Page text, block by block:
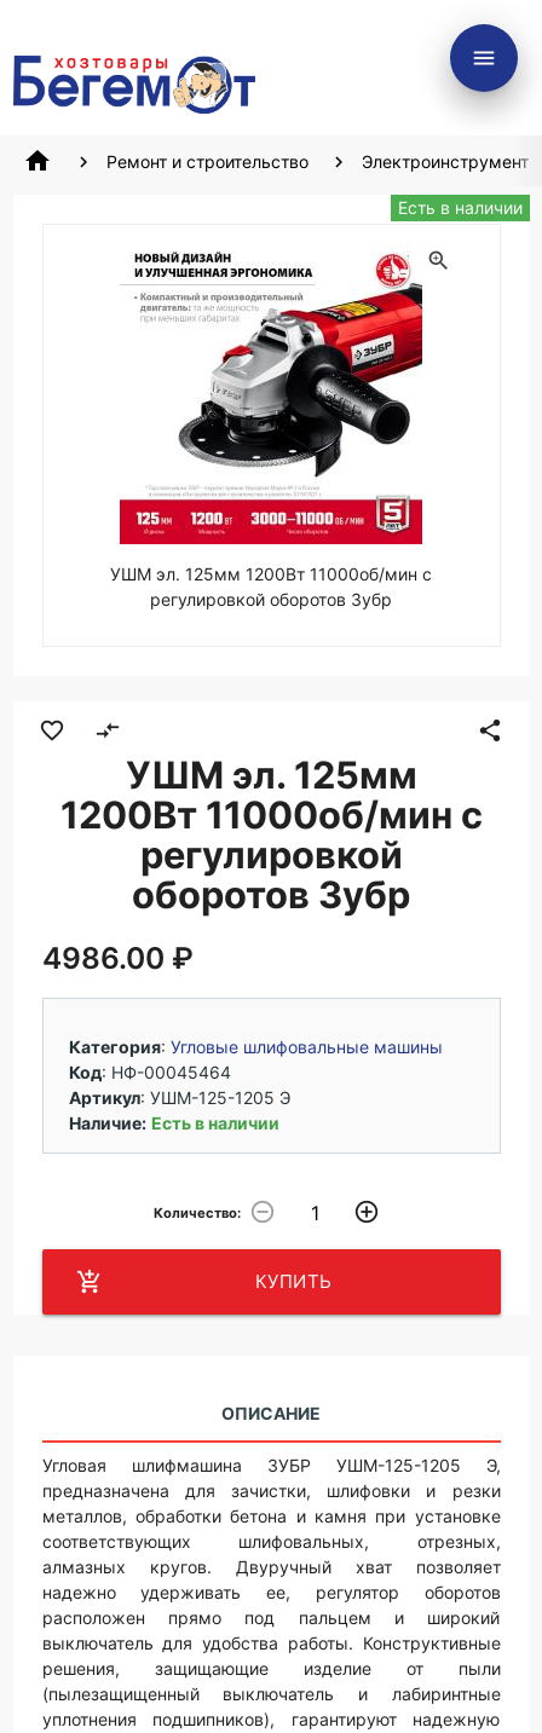
menu
home Ремонт и строительство Электроинструмент
Есть в наличии
УШМ эл. 125мм 1200Вт 11000об/мин с
регулировкой оборотов Зубр
favorite_border compare_arrows share
УШМ эл. 125мм
1200Вт 11000об/мин с
регулировкой
оборотов Зубр
4986.00 ₽
Категория: Угловые шлифовальные машины
Код: НФ-00045464
Артикул: УШМ-125-1205 Э
Наличие: Есть в наличии
Количество: remove_circle_outline add_circle_outline
add_shopping_cart КУПИТЬ
ОПИСАНИЕ
Угловая шлифмашина ЗУБР УШМ-125-1205 Э,
предназначена для зачистки, шлифовки и резки
металлов, обработки бетона и камня при установке
соответствующих шлифовальных, отрезных,
алмазных кругов. Двуручный хват позволяет
надежно удерживать ее, регулятор оборотов
расположен прямо под пальцем и широкий
выключатель для удобства работы. Конструктивные
решения, защищающие изделие от пыли
(пылезащищенный выключатель и лабиринтные
уплотнения подшипников), гарантируют надежную